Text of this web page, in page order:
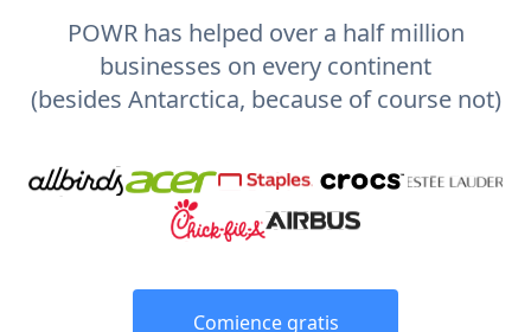
POWR has helped over a half million
businesses on every continent
(besides Antarctica, because of course not)
Comience gratis